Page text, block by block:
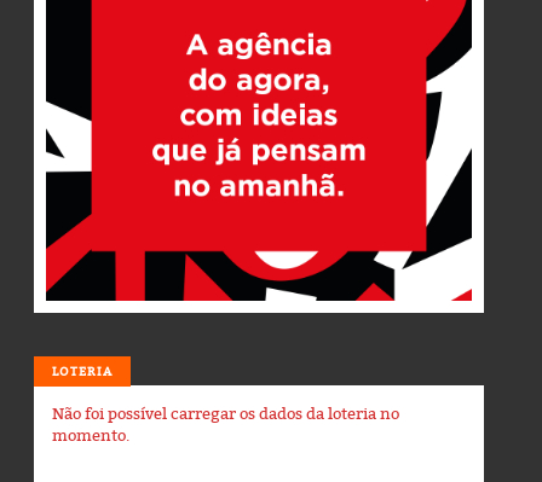
LOTERIA
Não foi possível carregar os dados da loteria no
momento.